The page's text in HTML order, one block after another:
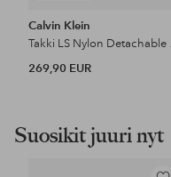
Calvin Klein
269,90 EUR
Suosikit juuri nyt